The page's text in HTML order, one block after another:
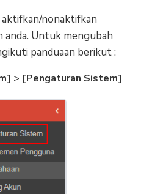
nonaktifkan
anda. Untuk mengubah
panduaan berikut :
> [Pengaturan Sistem].